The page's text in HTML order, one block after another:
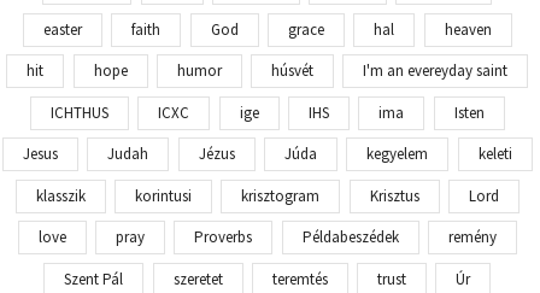
easter faith God grace hal heaven
hit hope humor húsvét I'm an evereyday saint
ICHTHUS ICXC ige IHS ima Isten
Jesus Judah Jézus Júda kegyelem keleti
klasszik korintusi krisztogram Krisztus Lord
love pray Proverbs Példabeszédek remény
Szent Pál szeretet teremtés trust Úr